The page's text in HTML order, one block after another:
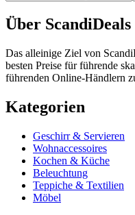
Über ScandiDeals
Das alleinige Ziel von
besten Preise für führende
führenden Online-Händlern
Kategorien
Geschirr & Servieren
Wohnaccessoires
Kochen & Küche
Beleuchtung
Teppiche & Textilien
Möbel